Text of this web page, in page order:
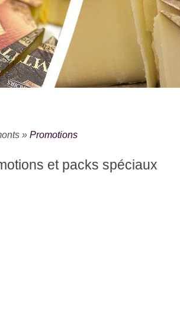
» Promotions
et packs spéciaux